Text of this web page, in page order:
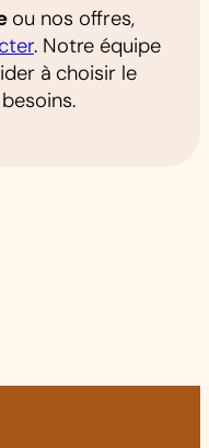
ou nos offres,
. Notre équipe
à choisir le